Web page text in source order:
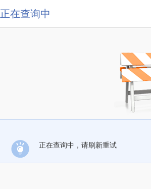
正在查询中
正在查询中，请刷新重试